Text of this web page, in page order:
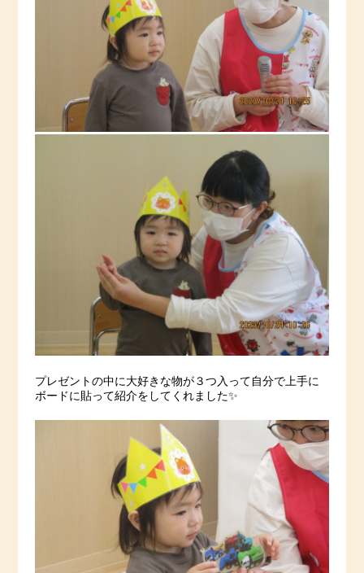
プレゼントの中に大好きな物が３つ入って自分で上手に
ボードに貼って紹介をしてくれました✨